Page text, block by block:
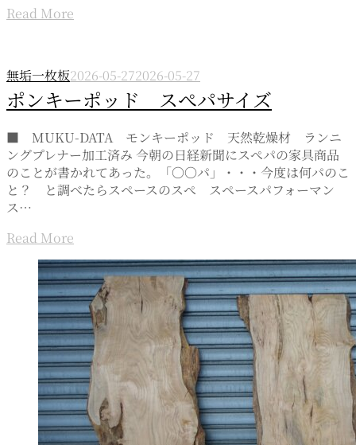
Read More
無垢一枚板2026-05-272026-05-27
ポンキーポッド スぺパサイズ
■ MUKU-DATA モンキーポッド 天然乾燥材 ランニ
ングプレナー加工済み 今朝の日経新聞にスぺパの家具商品
のことが書かれてあった。「〇〇パ」・・・今度は何パのこ
と？ と調べたらスペースのスぺ スペースパフォーマン
ス…
Read More